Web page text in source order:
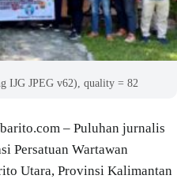
IJG JPEG v62), quality = 82
– Puluhan jurnalis
Persatuan Wartawan
Utara, Provinsi Kalimantan